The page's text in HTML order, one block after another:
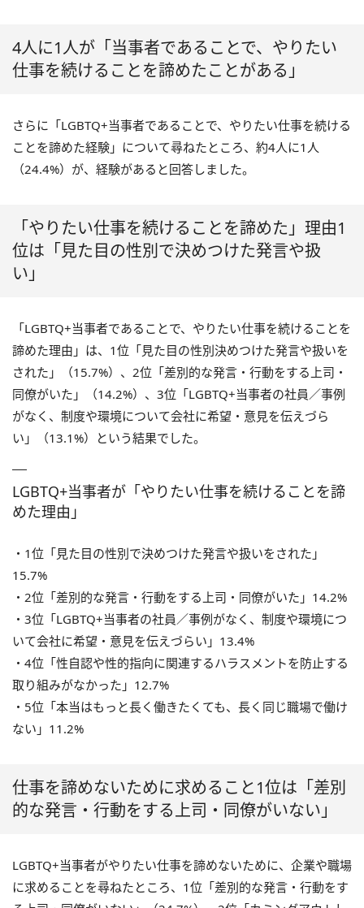
4人に1人が「当事者であることで、やりたい
仕事を続けることを諦めたことがある」
さらに「LGBTQ+当事者であることで、やりたい仕事を続ける
ことを諦めた経験」について尋ねたところ、約4人に1人
（24.4%）が、経験があると回答しました。
「やりたい仕事を続けることを諦めた」理由1
位は「見た目の性別で決めつけた発言や扱
い」
「LGBTQ+当事者であることで、やりたい仕事を続けることを
諦めた理由」は、1位「見た目の性別決めつけた発言や扱いを
された」（15.7%）、2位「差別的な発言・行動をする上司・
同僚がいた」（14.2%）、3位「LGBTQ+当事者の社員／事例
がなく、制度や環境について会社に希望・意見を伝えづら
い」（13.1%）という結果でした。
LGBTQ+当事者が「やりたい仕事を続けることを諦
めた理由」
・1位「見た目の性別で決めつけた発言や扱いをされた」
15.7%
・2位「差別的な発言・行動をする上司・同僚がいた」14.2%
・3位「LGBTQ+当事者の社員／事例がなく、制度や環境につ
いて会社に希望・意見を伝えづらい」13.4%
・4位「性自認や性的指向に関連するハラスメントを防止する
取り組みがなかった」12.7%
・5位「本当はもっと長く働きたくても、長く同じ職場で働け
ない」11.2%
仕事を諦めないために求めること1位は「差別
的な発言・行動をする上司・同僚がいない」
LGBTQ+当事者がやりたい仕事を諦めないために、企業や職場
に求めることを尋ねたところ、1位「差別的な発言・行動をす